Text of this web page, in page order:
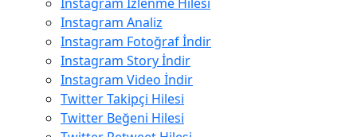
Instagram Analiz
Instagram Fotoğraf İndir
Instagram Story İndir
Instagram Video İndir
Twitter Takipçi Hilesi
Twitter Beğeni Hilesi